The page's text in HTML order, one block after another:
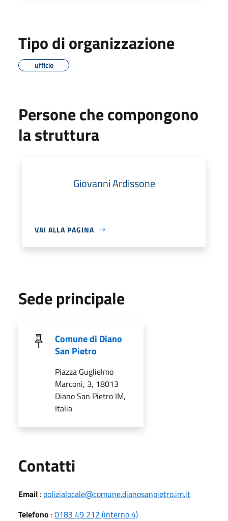
Tipo di organizzazione
ufficio
Persone che compongono
la struttura
Giovanni Ardissone
VAI ALLA PAGINA
Sede principale
Comune di Diano
San Pietro
Piazza Guglielmo
Marconi, 3, 18013
Diano San Pietro IM,
Italia
Contatti
Email : polizialocale@comune.dianosanpietro.im.it
Telefono :0183 49 212 (interno 4)